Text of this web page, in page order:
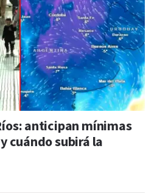
anticipan mínimas
cuándo subirá la